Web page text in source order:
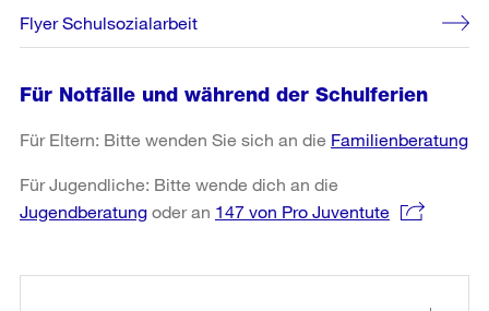
Flyer Schulsozialarbeit
Für Notfälle und während der Schulferien
Für Eltern: Bitte wenden Sie sich an die Familienberatung
Für Jugendliche: Bitte wende dich an die
Jugendberatung oder an 147 von Pro Juventute